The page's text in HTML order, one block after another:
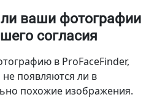
ваши фотографии
согласия
в ProFaceFinder,
появляются ли в
похожие изображения.